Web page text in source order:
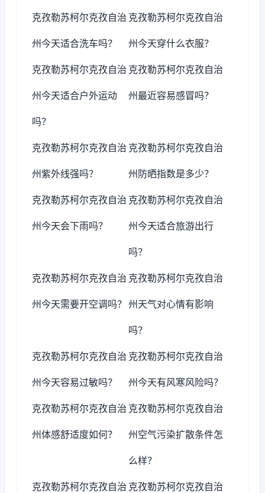
克孜勒苏柯尔克孜自治
州今天适合洗车吗？
克孜勒苏柯尔克孜自治
州今天穿什么衣服？
克孜勒苏柯尔克孜自治
州今天适合户外运动
吗？
克孜勒苏柯尔克孜自治
州最近容易感冒吗？
克孜勒苏柯尔克孜自治
州紫外线强吗？
克孜勒苏柯尔克孜自治
州防晒指数是多少？
克孜勒苏柯尔克孜自治
州今天会下雨吗？
克孜勒苏柯尔克孜自治
州今天适合旅游出行
吗？
克孜勒苏柯尔克孜自治
州今天需要开空调吗？
克孜勒苏柯尔克孜自治
州天气对心情有影响
吗？
克孜勒苏柯尔克孜自治
州今天容易过敏吗？
克孜勒苏柯尔克孜自治
州今天有风寒风险吗？
克孜勒苏柯尔克孜自治
州体感舒适度如何？
克孜勒苏柯尔克孜自治
州空气污染扩散条件怎
么样？
克孜勒苏柯尔克孜自治 克孜勒苏柯尔克孜自治